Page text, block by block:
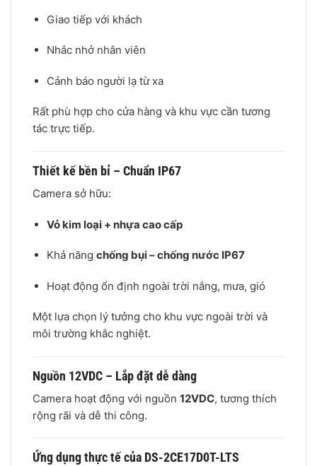
Giao tiếp với khách
Nhắc nhở nhân viên
Cảnh báo người lạ từ xa
Rất phù hợp cho cửa hàng và khu vực cần tương
tác trực tiếp.
Thiết kế bền bỉ – Chuẩn IP67
Camera sở hữu:
Vỏ kim loại + nhựa cao cấp
Khả năng chống bụi – chống nước IP67
Hoạt động ổn định ngoài trời nắng, mưa, gió
Một lựa chọn lý tưởng cho khu vực ngoài trời và
môi trường khắc nghiệt.
Nguồn 12VDC – Lắp đặt dễ dàng
Camera hoạt động với nguồn 12VDC, tương thích
rộng rãi và dễ thi công.
Ứng dụng thực tế của DS-2CE17D0T-LTS